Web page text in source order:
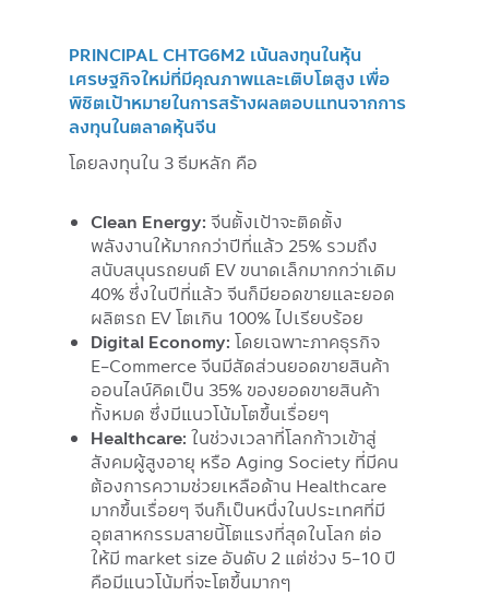
PRINCIPAL CHTG6M2 เน้นลงทุนในหุ้น
เศรษฐกิจใหม่ที่มีคุณภาพและเติบโตสูง เพื่อ
พิชิตเป้าหมายในการสร้างผลตอบแทนจากการ
ลงทุนในตลาดหุ้นจีน
โดยลงทุนใน 3 ธีมหลัก คือ
Clean Energy: จีนตั้งเป้าจะติดตั้ง
พลังงานให้มากกว่าปีที่แล้ว 25% รวมถึง
สนับสนุนรถยนต์ EV ขนาดเล็กมากกว่าเดิม
40% ซึ่งในปีที่แล้ว จีนก็มียอดขายและยอด
ผลิตรถ EV โตเกิน 100% ไปเรียบร้อย
Digital Economy: โดยเฉพาะภาคธุรกิจ
E-Commerce จีนมีสัดส่วนยอดขายสินค้า
ออนไลน์คิดเป็น 35% ของยอดขายสินค้า
ทั้งหมด ซึ่งมีแนวโน้มโตขึ้นเรื่อยๆ
Healthcare: ในช่วงเวลาที่โลกก้าวเข้าสู่
สังคมผู้สูงอายุ หรือ Aging Society ที่มีคน
ต้องการความช่วยเหลือด้าน Healthcare
มากขึ้นเรื่อยๆ จีนก็เป็นหนึ่งในประเทศที่มี
อุตสาหกรรมสายนี้โตแรงที่สุดในโลก ต่อ
ให้มี market size อันดับ 2 แต่ช่วง 5-10 ปี
คือมีแนวโน้มที่จะโตขึ้นมากๆ